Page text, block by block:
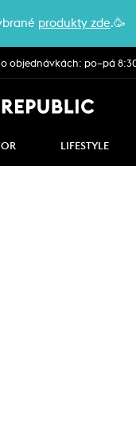
produkty zde.🥳
objednávkách: po–pá
LIFESTYLE